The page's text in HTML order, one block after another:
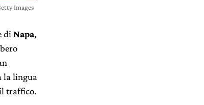
Images
di Napa,
la lingua
traffico.